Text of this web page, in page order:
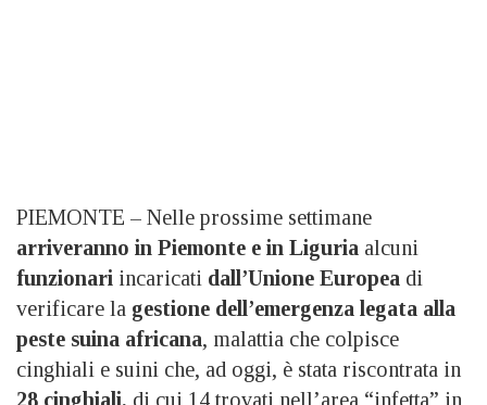
PIEMONTE – Nelle prossime settimane
arriveranno in Piemonte e in Liguria alcuni
funzionari incaricati dall’Unione Europea di
verificare la gestione dell’emergenza legata alla
peste suina africana, malattia che colpisce
cinghiali e suini che, ad oggi, è stata riscontrata in
28 cinghiali, di cui 14 trovati nell’area “infetta” in